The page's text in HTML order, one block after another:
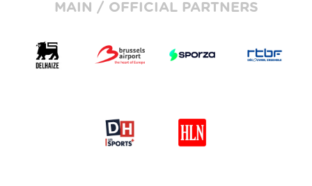
MAIN / OFFICIAL PARTNERS